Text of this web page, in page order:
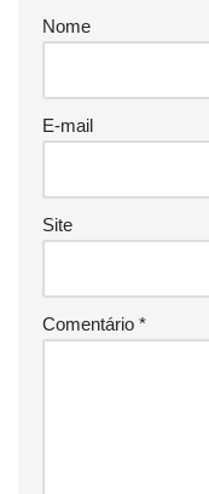
Nome
E-mail
Site
Comentário *